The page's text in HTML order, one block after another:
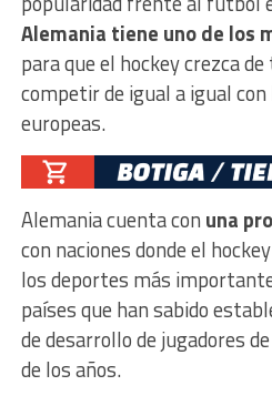
Alemania tiene uno de los
para que el hockey crezca
competir de igual a igual
europeas.
Alemania cuenta con una
con naciones donde el
los deportes más
países que han sabido
de desarrollo de jugadores
de los años.